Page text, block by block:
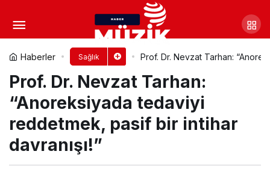
Haberler Sağlık Prof. Dr. Nevzat Tarhan:
Prof. Dr. Nevzat Tarhan:
“Anoreksiyada tedaviyi
reddetmek, pasif bir intihar
davranışı!”
Uzmanlardan Sonbahar İçin 7
Saç Bakım Kuralı: Yaz yıpranmasını
onarın, kış kuruluğuna hazırlanın
Yorum Yap